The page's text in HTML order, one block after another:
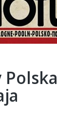
Polska